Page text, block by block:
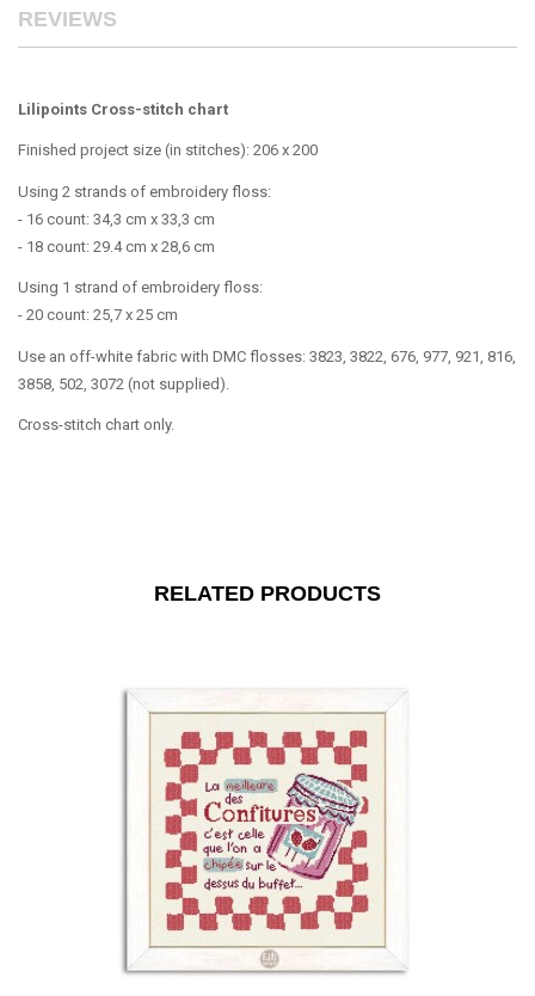
REVIEWS
Lilipoints Cross-stitch chart
Finished project size (in stitches): 206 x 200
Using 2 strands of embroidery floss:
- 16 count: 34,3 cm x 33,3 cm
- 18 count: 29.4 cm x 28,6 cm
Using 1 strand of embroidery floss:
- 20 count: 25,7 x 25 cm
Use an off-white fabric with DMC flosses: 3823, 3822, 676, 977, 921, 816,
3858, 502, 3072 (not supplied).
Cross-stitch chart only.
RELATED PRODUCTS